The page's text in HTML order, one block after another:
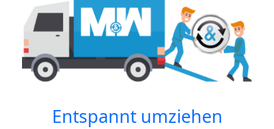
Entspannt umziehen